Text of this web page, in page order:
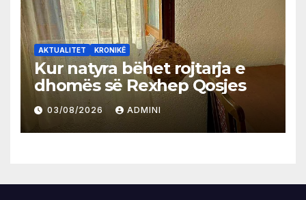
AKTUALITET KRONIKË
Kur natyra bëhet rojtarja e
dhomës së Rexhep Qosjes
03/08/2026 ADMINI